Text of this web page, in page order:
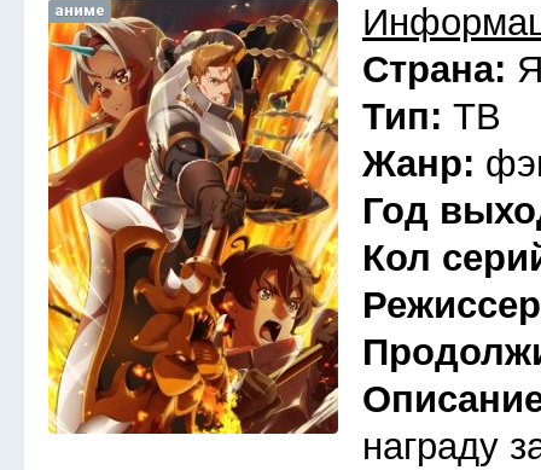
аниме
Страна:
Тип: ТВ
Жанр:
Год
Кол
награду